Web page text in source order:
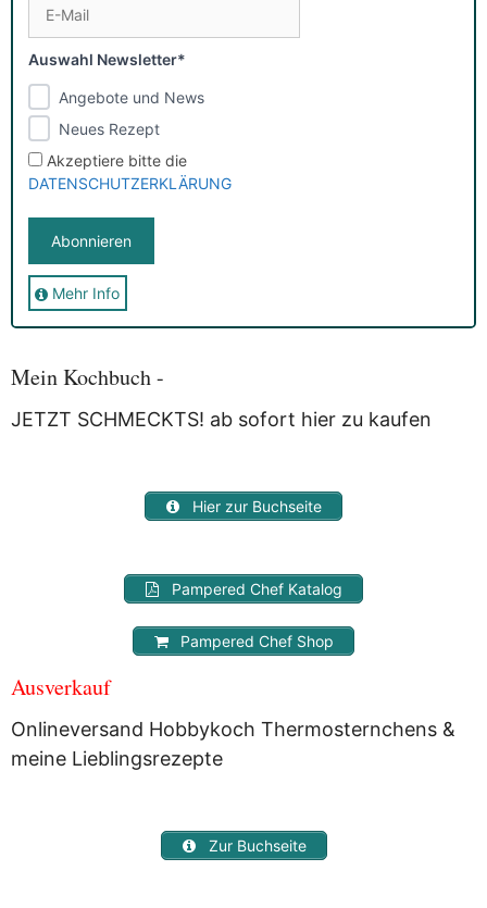
Auswahl Newsletter*
Angebote und News
Neues Rezept
Akzeptiere bitte die
DATENSCHUTZERKLÄRUNG
Sie erhalten nach der Anmeldung eine E-Mail, in der Sie um
Speicherung und Verarbeitung Deiner Daten durch
Myfoodstory einverstanden. Deine Daten werden
Dritte weitergegeben und dienen nur für diesen Service!
Mehr Info
Mein Kochbuch -
JETZT SCHMECKTS! ab sofort hier zu kaufen
Hier zur Buchseite
Pampered Chef Katalog
Pampered Chef Shop
Ausverkauf
Onlineversand Hobbykoch Thermosternchens &
meine Lieblingsrezepte
Zur Buchseite